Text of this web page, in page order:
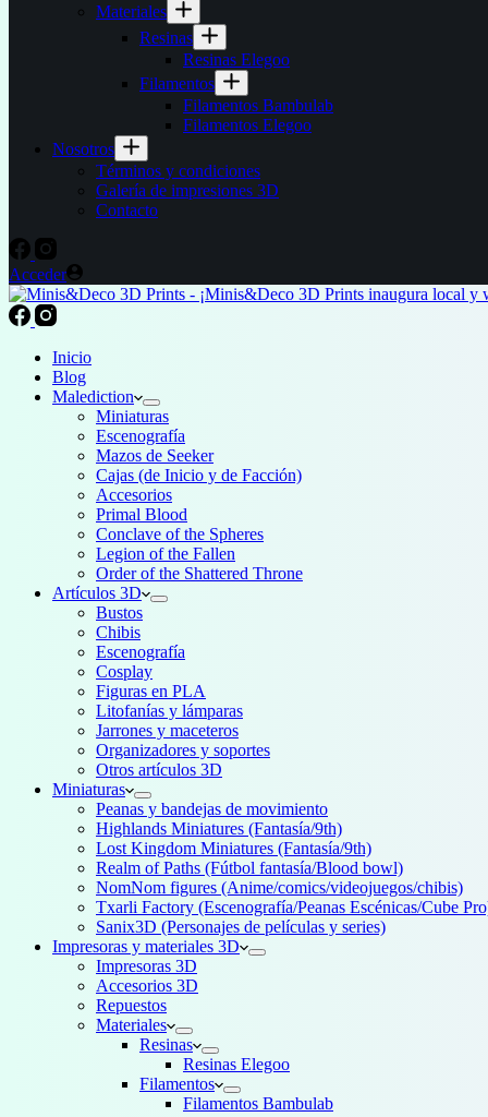
Materiales
Resinas
Resinas Elegoo
Filamentos
Filamentos Bambulab
Filamentos Elegoo
Nosotros
Términos y condiciones
Galería de impresiones 3D
Contacto
Acceder
Inicio
Blog
Malediction
Miniaturas
Escenografía
Mazos de Seeker
Cajas (de Inicio y de Facción)
Accesorios
Primal Blood
Conclave of the Spheres
Legion of the Fallen
Order of the Shattered Throne
Artículos 3D
Bustos
Chibis
Escenografía
Cosplay
Figuras en PLA
Litofanías y lámparas
Jarrones y maceteros
Organizadores y soportes
Otros artículos 3D
Miniaturas
Peanas y bandejas de movimiento
Highlands Miniatures (Fantasía/9th)
Lost Kingdom Miniatures (Fantasía/9th)
Realm of Paths (Fútbol fantasía/Blood bowl)
NomNom figures (Anime/comics/videojuegos/chibis)
Txarli Factory (Escenografía/Peanas Escénicas/Cube
Sanix3D (Personajes de películas y series)
Impresoras y materiales 3D
Impresoras 3D
Accesorios 3D
Repuestos
Materiales
Resinas
Resinas Elegoo
Filamentos
Filamentos Bambulab